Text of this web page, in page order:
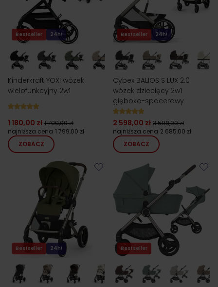
Bestseller 24h!
Kinderkraft YOXI wózek
wielofunkcyjny 2w1
1 180,00 zł 1 799,00 zł
najniższa cena 1 799,00 zł
ZOBACZ
Bestseller 24h!
Cybex BALIOS S LUX 2.0
wózek dziecięcy 2w1
głęboko-spacerowy
2 598,00 zł 3 598,00 zł
najniższa cena 2 685,00 zł
ZOBACZ
Bestseller 24h! Bestseller